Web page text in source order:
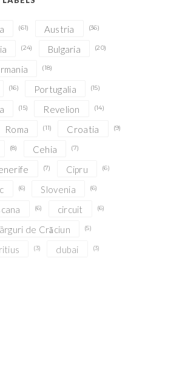
(61) Austria (36)
(24) Bulgaria (20)
(18)
(16) Portugalia (15)
(15) Revelion (14)
Roma (11) Croatia (9)
(8) Cehia (7)
(7) Cipru (6)
(6) Slovenia (6)
(6) circuit (6)
de Crăciun (5)
(3) dubai (3)